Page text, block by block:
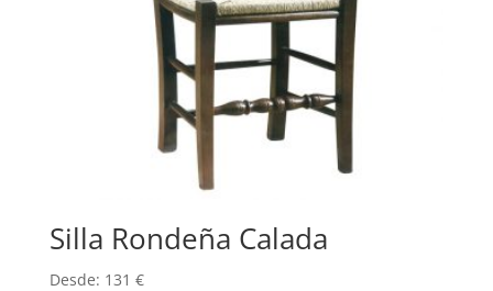
Silla Rondeña Calada
Desde: 131 €